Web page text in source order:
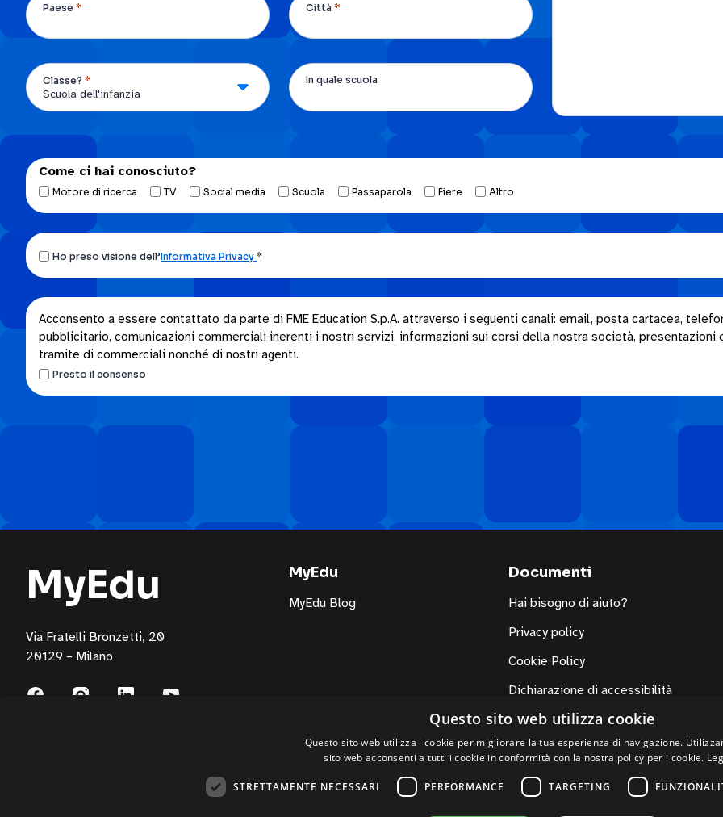
Paese * Città *
Classe? * In quale scuola
Come ci hai conosciuto?
Motore di ricerca TV Social media Scuola Passaparola Fiere Altro
Ho
preso
visione
dell’Informativa
privacy.
*
Ho preso visione dell’Informativa Privacy *
Acconsento
a
essere
contattato
da
attraverso
i
canali:
email,
posta
cartacea,
telefono/servizi
messaggistica
Acconsento a essere contattato da parte di FME Education S.p.A. attraverso i seguenti canali: email, posta cartacea,
pubblicitario, comunicazioni commerciali inerenti i nostri servizi, informazioni sui corsi della nostra società, presentazioni
tramite di commerciali nonché di nostri agenti.
Presto il consenso
MyEdu
Via Fratelli Bronzetti, 20
20129 – Milano
MyEdu
MyEdu Blog
Documenti
Hai bisogno di aiuto?
Privacy policy
Cookie Policy
Dichiarazione di accessibilità
Questo sito web utilizza cookie
Questo sito web utilizza i cookie per migliorare la tua esperienza di navigazione.
sito web acconsenti a tutti i cookie in conformità con la nostra policy per i cookie.
STRETTAMENTE NECESSARI PERFORMANCE TARGETING